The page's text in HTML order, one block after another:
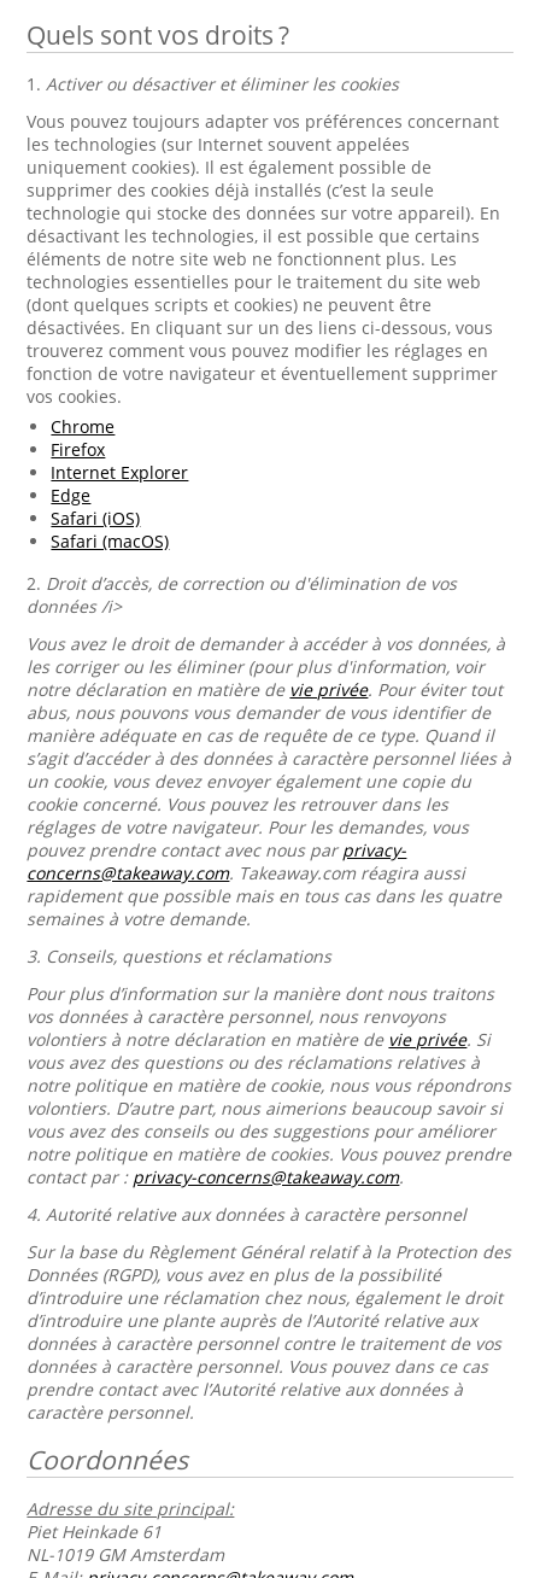
Quels sont vos droits ?
1.Activer ou désactiver et éliminer les cookies
Vous pouvez toujours adapter vos préférences concernant
les technologies (sur Internet souvent appelées
uniquement cookies). Il est également possible de
supprimer des cookies déjà installés (c’est la seule
technologie qui stocke des données sur votre appareil). En
désactivant les technologies, il est possible que certains
éléments de notre site web ne fonctionnent plus. Les
technologies essentielles pour le traitement du site web
(dont quelques scripts et cookies) ne peuvent être
désactivées. En cliquant sur un des liens ci-dessous, vous
trouverez comment vous pouvez modifier les réglages en
fonction de votre navigateur et éventuellement supprimer
vos cookies.
Chrome
Firefox
Internet Explorer
Edge
Safari (iOS)
Safari (macOS)
2. Droit d’accès, de correction ou d'élimination de vos
données /i>
Vous avez le droit de demander à accéder à vos données, à
les corriger ou les éliminer (pour plus d'information, voir
notre déclaration en matière de vie privée. Pour éviter tout
abus, nous pouvons vous demander de vous identifier de
manière adéquate en cas de requête de ce type. Quand il
s’agit d’accéder à des données à caractère personnel liées à
un cookie, vous devez envoyer également une copie du
cookie concerné. Vous pouvez les retrouver dans les
réglages de votre navigateur. Pour les demandes, vous
pouvez prendre contact avec nous parprivacy-
concerns@takeaway.com. Takeaway.com réagira aussi
rapidement que possible mais en tous cas dans les quatre
semaines à votre demande.
3. Conseils, questions et réclamations
Pour plus d’information sur la manière dont nous traitons
vos données à caractère personnel, nous renvoyons
volontiers à notre déclaration en matière de vie privée. Si
vous avez des questions ou des réclamations relatives à
notre politique en matière de cookie, nous vous répondrons
volontiers. D’autre part, nous aimerions beaucoup savoir si
vous avez des conseils ou des suggestions pour améliorer
notre politique en matière de cookies. Vous pouvez prendre
contact par : privacy-concerns@takeaway.com.
4.Autorité relative aux données à caractère personnel
Sur la base du Règlement Général relatif à la Protection des
Données (RGPD), vous avez en plus de la possibilité
d’introduire une réclamation chez nous, également le droit
d’introduire une plante auprès de l’Autorité relative aux
données à caractère personnel contre le traitement de vos
données à caractère personnel. Vous pouvez dans ce cas
prendre contact avec l’Autorité relative aux données à
caractère personnel.
Coordonnées
Adresse du site principal:
Piet Heinkade 61
NL-1019 GM Amsterdam